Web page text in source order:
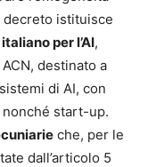
decreto istituisce
per l’AI,
destinato a
di AI, con
start-up.
che, per le
dall’articolo 5